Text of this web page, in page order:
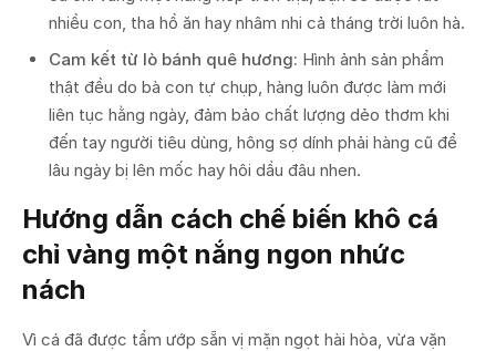
nhiều con, tha hồ ăn hay nhâm nhi cả tháng trời luôn hà.
Cam kết từ lò bánh quê hương: Hình ảnh sản phẩm
thật đều do bà con tự chụp, hàng luôn được làm mới
liên tục hằng ngày, đảm bảo chất lượng dẻo thơm khi
đến tay người tiêu dùng, hông sợ dính phải hàng cũ để
lâu ngày bị lên mốc hay hôi dầu đâu nhen.
Hướng dẫn cách chế biến khô cá
chỉ vàng một nắng ngon nhức
nách
Vì cá đã được tẩm ướp sẵn vị mặn ngọt hài hòa, vừa vặn